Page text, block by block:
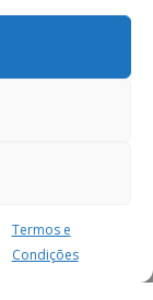
Termos e
Condições